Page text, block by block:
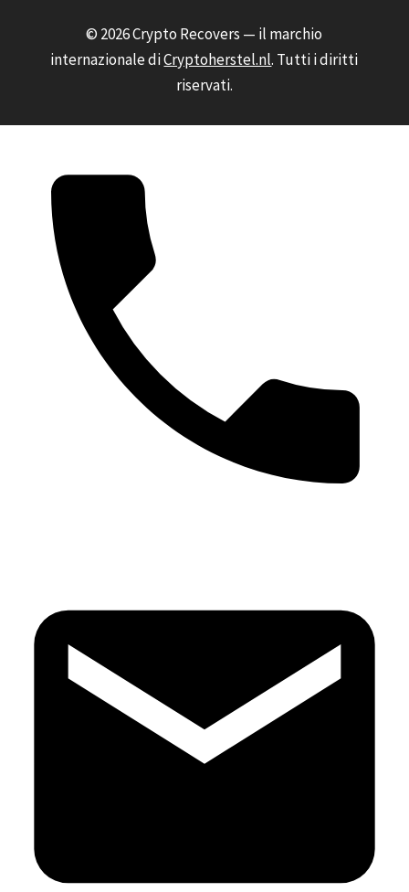
© 2026 Crypto Recovers — il marchio
internazionale diCryptoherstel.nl. Tutti i diritti
riservati.